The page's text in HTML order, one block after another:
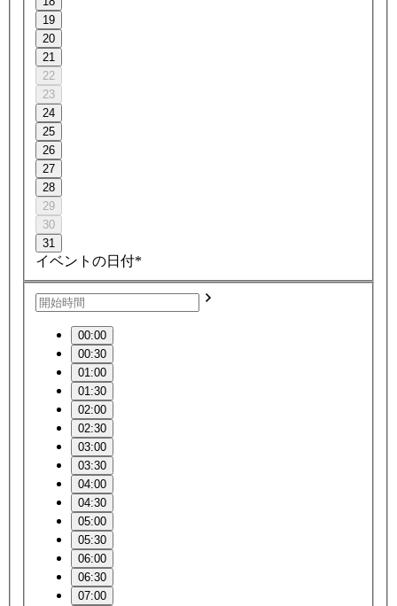
19
20
21
22
23
24
25
26
27
28
29
30
31
イベントの日付*
00:00
00:30
01:00
01:30
02:00
02:30
03:00
03:30
04:00
04:30
05:00
05:30
06:00
06:30
07:00